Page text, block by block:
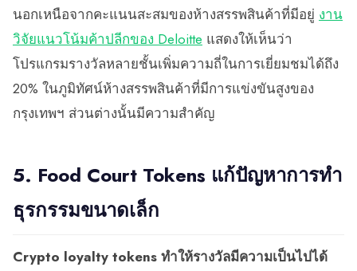
นอกเหนือจากคะแนนสะสมของห้างสรรพสินค้าที่มีอยู่ งาน
วิจัยแนวโน้มค้าปลีกของ Deloitte แสดงให้เห็นว่า
โปรแกรมรางวัลหลายชั้นเพิ่มความถี่ในการเยี่ยมชมได้ถึง
20% ในภูมิทัศน์ห้างสรรพสินค้าที่มีการแข่งขันสูงของ
กรุงเทพฯ ส่วนต่างนั้นมีความสำคัญ
5. Food Court Tokens แก้ปัญหาการทำ
ธุรกรรมขนาดเล็ก
Crypto loyalty tokens ทำให้รางวัลมีความเป็นไปได้